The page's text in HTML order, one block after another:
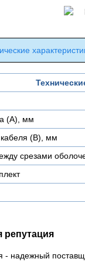
(А), мм
(В), мм
срезами
репутация
- надежный